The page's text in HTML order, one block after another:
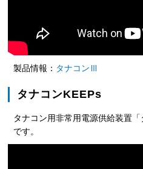
製品情報： タナコンⅢ
タナコンKEEPs
タナコン用非常用電源供給装置
です。